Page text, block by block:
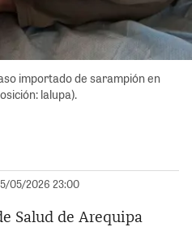
importado de sarampión en
lalupa).
05/2026 23:00
Salud de Arequipa